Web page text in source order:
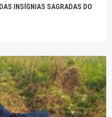
INSÍGNIAS SAGRADAS DO